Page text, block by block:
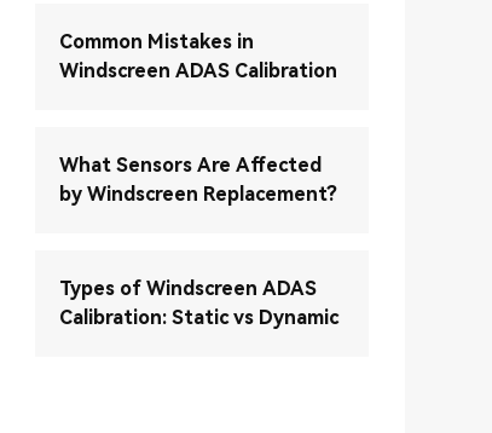
Common Mistakes in
Windscreen ADAS Calibration
What Sensors Are Affected
by Windscreen Replacement?
Types of Windscreen ADAS
Calibration: Static vs Dynamic